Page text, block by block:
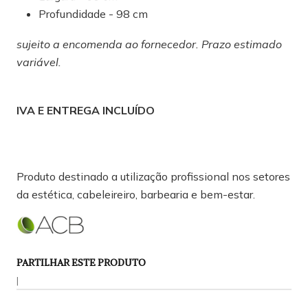
Profundidade - 98 cm
sujeito a encomenda ao fornecedor. Prazo estimado
variável.
IVA E ENTREGA INCLUÍDO
Produto destinado a utilização profissional nos setores
da estética, cabeleireiro, barbearia e bem-estar.
PARTILHAR ESTE PRODUTO
|